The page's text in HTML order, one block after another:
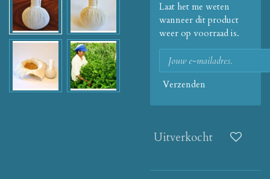
Laat het me weten
wanneer dit product
weer op voorraad is.
Verzenden
Uitverkocht